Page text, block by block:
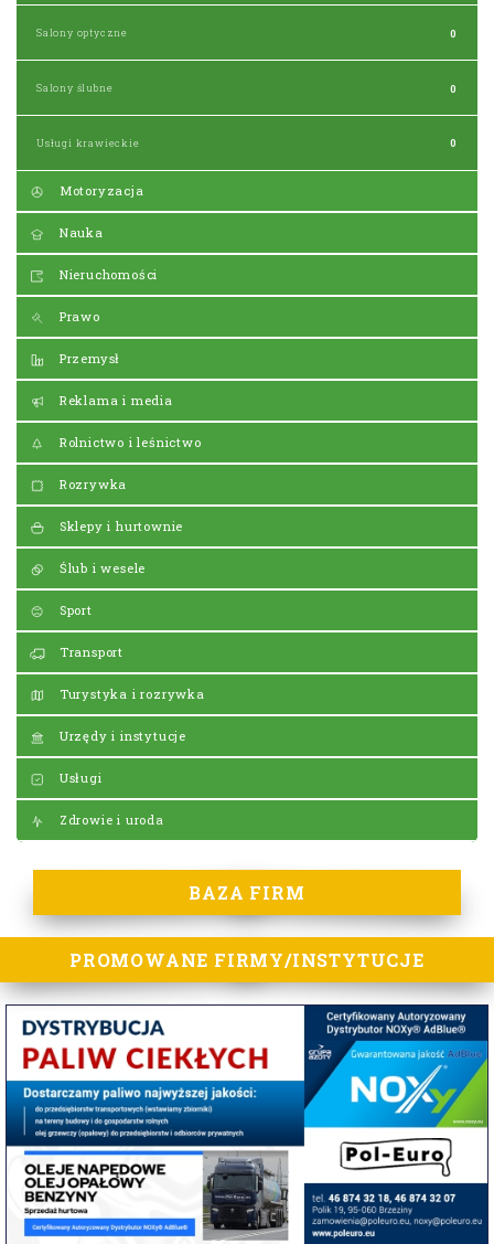
Salony optyczne 0
Salony ślubne 0
Usługi krawieckie 0
Motoryzacja
Nauka
Nieruchomości
Prawo
Przemysł
Reklama i media
Rolnictwo i leśnictwo
Rozrywka
Sklepy i hurtownie
Ślub i wesele
Sport
Transport
Turystyka i rozrywka
Urzędy i instytucje
Usługi
Zdrowie i uroda
BAZA FIRM
PROMOWANE FIRMY/INSTYTUCJE